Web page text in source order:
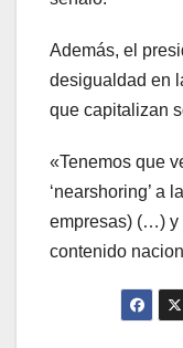
Además, el
desigualdad en
que capitalizan
«Tenemos que
‘nearshoring’ a
empresas) (…) y
contenido